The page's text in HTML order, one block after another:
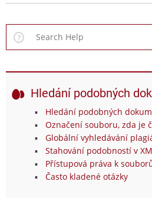
Hledání podobných
Hledání podobných
Označení souboru, zda je
Globální vyhledávání
Stahování podobností v
Přístupová práva k
Často kladené otázky